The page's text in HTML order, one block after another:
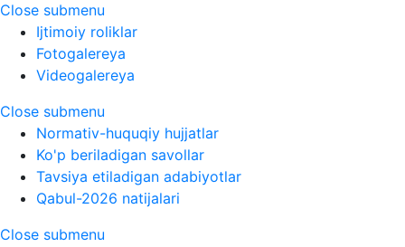
Close submenu
Ijtimoiy roliklar
Fotogalereya
Videogalereya
Close submenu
Normativ-huquqiy hujjatlar
Ko'p beriladigan savollar
Tavsiya etiladigan adabiyotlar
Qabul-2026 natijalari
Close submenu